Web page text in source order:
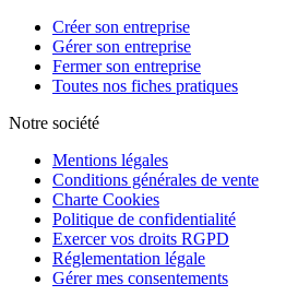
Créer son entreprise
Gérer son entreprise
Fermer son entreprise
Toutes nos fiches pratiques
Notre société
Mentions légales
Conditions générales de vente
Charte Cookies
Politique de confidentialité
Exercer vos droits RGPD
Réglementation légale
Gérer mes consentements